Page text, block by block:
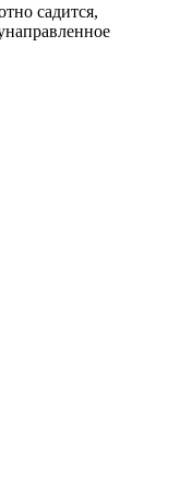
садится,